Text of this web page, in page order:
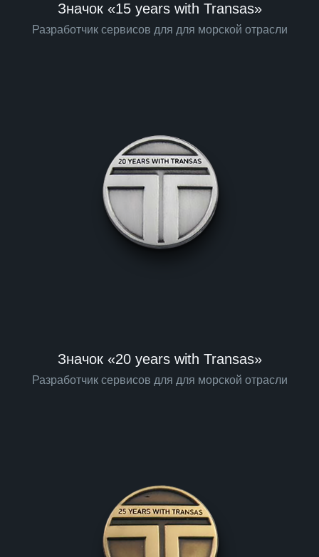
Значок «15 years with Transas»
Разработчик сервисов для для морской отрасли
Значок «20 years with Transas»
Разработчик сервисов для для морской отрасли